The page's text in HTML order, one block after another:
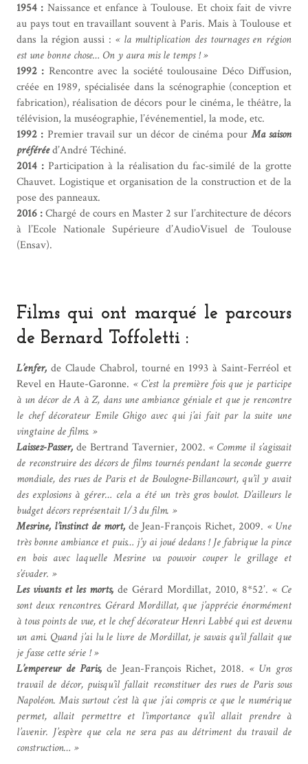
1954 : Naissance et enfance à Toulouse. Et choix fait de vivre
au pays tout en travaillant souvent à Paris. Mais à Toulouse et
dans la région aussi : « la multiplication des tournages en région
est une bonne chose… On y aura mis le temps ! »
1992 : Rencontre avec la société toulousaine Déco Diffusion,
créée en 1989, spécialisée dans la scénographie (conception et
fabrication), réalisation de décors pour le cinéma, le théâtre, la
télévision, la muséographie, l’événementiel, la mode, etc.
1992 : Premier travail sur un décor de cinéma pourMa saison
préféréed’André Téchiné.
2014 : Participation à la réalisation du fac-similé de la grotte
Chauvet. Logistique et organisation de la construction et de la
pose des panneaux.
2016 :Chargé de cours en Master 2 sur l’architecture de décors
à l’Ecole Nationale Supérieure d’AudioVisuel de Toulouse
(Ensav).
Films qui ont marqué le parcours
de Bernard Toffoletti :
L’enfer, de Claude Chabrol, tourné en 1993 à Saint-Ferréol et
Revel en Haute-Garonne. « C’est la première fois que je participe
à un décor de A à Z, dans une ambiance géniale et que je rencontre
le chef décorateur Emile Ghigo avec qui j’ai fait par la suite une
vingtaine de films. »
Laissez-Passer, de Bertrand Tavernier, 2002. « Comme il s’agissait
de reconstruire des décors de films tournés pendant la seconde guerre
mondiale, des rues de Paris et de Boulogne-Billancourt, qu’il y avait
des explosions à gérer… cela a été un très gros boulot. D’ailleurs le
budget décors représentait 1/3 du film. »
Mesrine, l’instinct de mort,de Jean-François Richet, 2009. « Une
très bonne ambiance et puis… j’y ai joué dedans ! Je fabrique la pince
en bois avec laquelle Mesrine va pouvoir couper le grillage et
s’évader. »
Les vivants et les morts,de Gérard Mordillat, 2010, 8*52’. « Ce
sont deux rencontres. Gérard Mordillat, que j’apprécie énormément
à tous points de vue, et le chef décorateur Henri Labbé qui est devenu
un ami. Quand j’ai lu le livre de Mordillat, je savais qu’il fallait que
je fasse cette série ! »
L’empereur de Paris, de Jean-François Richet, 2018. « Un gros
travail de décor, puisqu’il fallait reconstituer des rues de Paris sous
Napoléon. Mais surtout c’est là que j’ai compris ce que le numérique
permet, allait permettre et l’importance qu’il allait prendre à
l’avenir. J’espère que cela ne sera pas au détriment du travail de
construction… »